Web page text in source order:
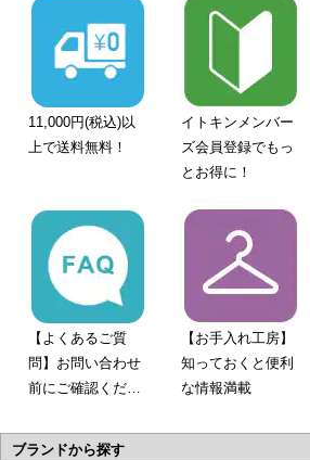
11,000円(税込)以
上で送料無料！
イトキンメンバー
ズ会員登録でもっ
とお得に！
【よくあるご質
問】お問い合わせ
前にご確認くださ
【お手入れ工房】
知っておくと便利
な情報満載
ブランドから探す